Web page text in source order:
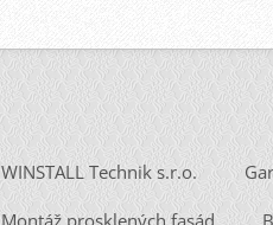
WINSTALL Technik s.r.o.